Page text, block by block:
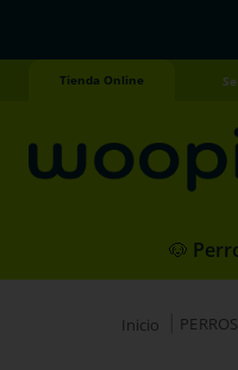
Tienda Online
🐶
PERROS